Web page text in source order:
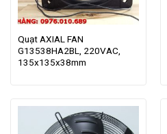
Quạt AXIAL FAN
G13538HA2BL, 220VAC,
135x135x38mm